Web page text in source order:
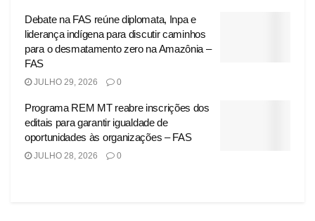
Debate na FAS reúne diplomata, Inpa e
liderança indígena para discutir caminhos
para o desmatamento zero na Amazônia –
FAS
JULHO 29, 2026 0
Programa REM MT reabre inscrições dos
editais para garantir igualdade de
oportunidades às organizações – FAS
JULHO 28, 2026 0